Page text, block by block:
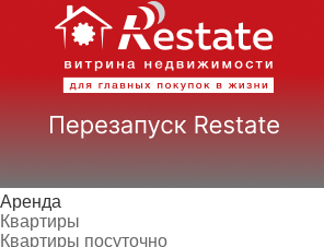
Аренда
Квартиры
Квартиры посуточно